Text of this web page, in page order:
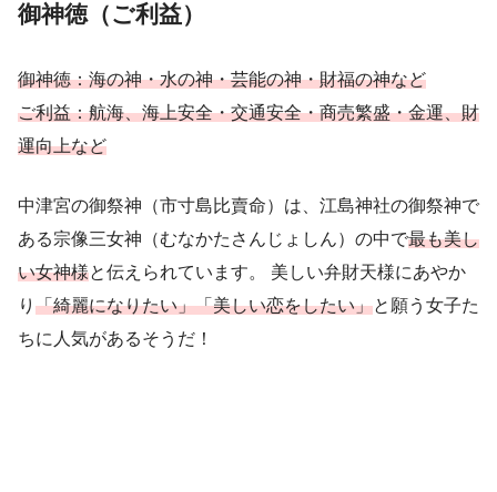
御神徳（ご利益）
御神徳：海の神・水の神・芸能の神・財福の神など
ご利益：航海、海上安全・交通安全・商売繁盛・金運、財
運向上など
中津宮の御祭神（市寸島比賣命）は、江島神社の御祭神で
ある宗像三女神（むなかたさんじょしん）の中で最も美し
い女神様と伝えられています。 美しい弁財天様にあやか
り 「綺麗になりたい」「美しい恋をしたい」と願う女子た
ちに人気があるそうだ！